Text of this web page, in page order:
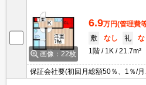
画像：22枚
6.9万円(管理費
敷
なし 礼
な
1階
1K 21.7m²
保証会社要(初回月総額50％、1％/
ネット無料。内見予約受付中。現地